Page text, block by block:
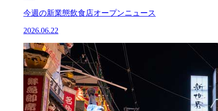
今週の新業態飲食店オープンニュース
2026.06.22